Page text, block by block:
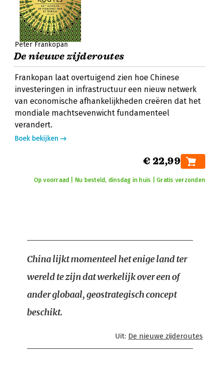
Peter Frankopan
De nieuwe zijderoutes
Frankopan laat overtuigend zien hoe Chinese
investeringen in infrastructuur een nieuw netwerk
van economische afhankelijkheden creëren dat het
mondiale machtsevenwicht fundamenteel
verandert.
Boek bekijken
€ 22,99
Op voorraad | Nu besteld, dinsdag in huis | Gratis verzonden
China lijkt momenteel het enige land ter
wereld te zijn dat werkelijk over een of
ander globaal, geostrategisch concept
beschikt.
Uit: De nieuwe zijderoutes